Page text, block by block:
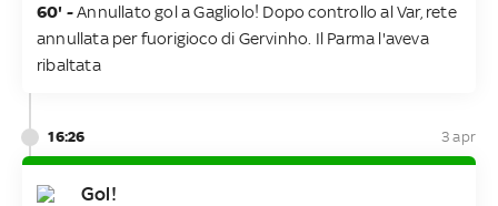
60' -Annullato gol a Gagliolo! Dopo controllo al Var, rete
annullata per fuorigioco di Gervinho. Il Parma l'aveva
ribaltata
16:26 3 apr
Gol!